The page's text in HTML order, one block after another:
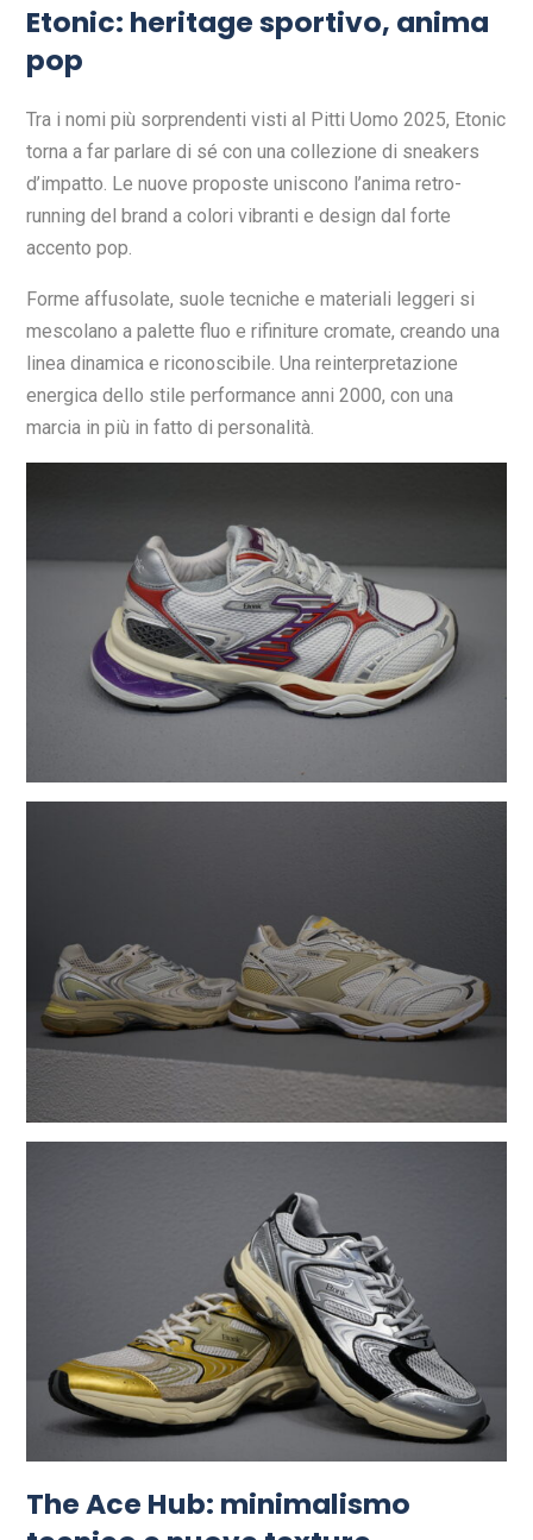
Etonic: heritage sportivo, anima
pop
Tra i nomi più sorprendenti visti al Pitti Uomo 2025, Etonic
torna a far parlare di sé con una collezione di sneakers
d’impatto. Le nuove proposte uniscono l’anima retro-
running del brand a colori vibranti e design dal forte
accento pop.
Forme affusolate, suole tecniche e materiali leggeri si
mescolano a palette fluo e rifiniture cromate, creando una
linea dinamica e riconoscibile. Una reinterpretazione
energica dello stile performance anni 2000, con una
marcia in più in fatto di personalità.
The Ace Hub: minimalismo